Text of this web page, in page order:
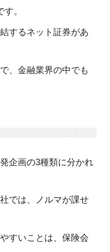
。
するネット証券があ
、金融業界の中でも
企画の3種類に分かれ
では、ノルマが課せ
すいことは、保険会